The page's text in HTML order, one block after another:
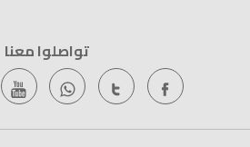
تواصلوا معنا